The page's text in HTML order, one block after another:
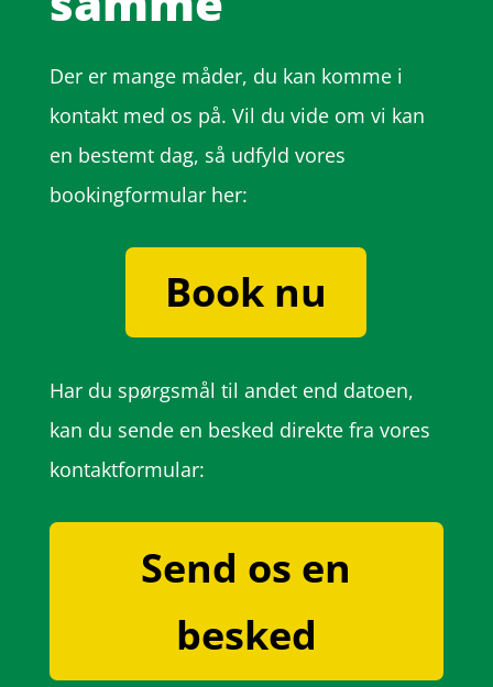
Der er mange måder, du kan komme i
kontakt med os på. Vil du vide om vi kan
en bestemt dag, så udfyld vores
bookingformular her:
Book nu
Har du spørgsmål til andet end datoen,
kan du sende en besked direkte fra vores
kontaktformular:
Send os en
besked